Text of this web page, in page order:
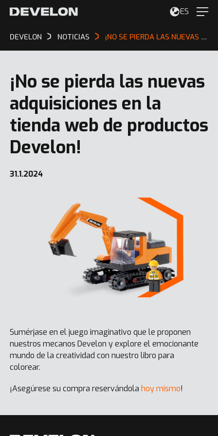
ES
DEVELON NOTICIAS ¡NO SE PIERDA LAS NUEVAS ADQUISICIONES EN LA TIENDA WEB DE PRODUCTOS DEVELON!
¡No se pierda las nuevas
adquisiciones en la
tienda web de productos
Develon!
31.1.2024
Sumérjase en el juego imaginativo que le proponen
nuestros mecanos Develon y explore el emocionante
mundo de la creatividad con nuestro libro para
colorear.
¡Asegúrese su compra reservándola hoy mismo!